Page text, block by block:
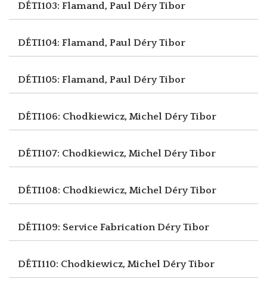
DÉTI103: Flamand, Paul Déry Tibor
DÉTI104: Flamand, Paul Déry Tibor
DÉTI105: Flamand, Paul Déry Tibor
DÉTI106: Chodkiewicz, Michel Déry Tibor
DÉTI107: Chodkiewicz, Michel Déry Tibor
DÉTI108: Chodkiewicz, Michel Déry Tibor
DÉTI109: Service FabricationDéry Tibor
DÉTI110: Chodkiewicz, Michel Déry Tibor